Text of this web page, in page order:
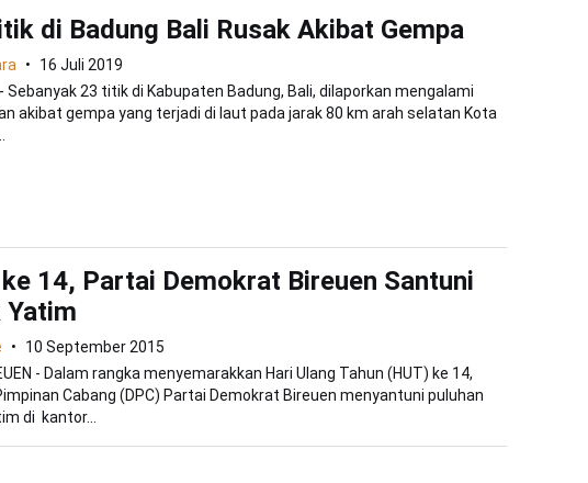
di Badung Bali Rusak Akibat Gempa
16 Juli 2019
Sebanyak 23 titik di Kabupaten Badung, Bali, dilaporkan mengalami
akibat gempa yang terjadi di laut pada jarak 80 km arah selatan Kota
14, Partai Demokrat Bireuen Santuni
Yatim
10 September 2015
- Dalam rangka menyemarakkan Hari Ulang Tahun (HUT) ke 14,
Cabang (DPC) Partai Demokrat Bireuen menyantuni puluhan
di kantor...